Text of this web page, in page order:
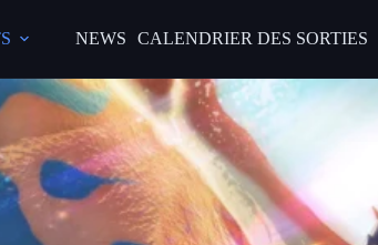
NEWS CALENDRIER DES SORTIES